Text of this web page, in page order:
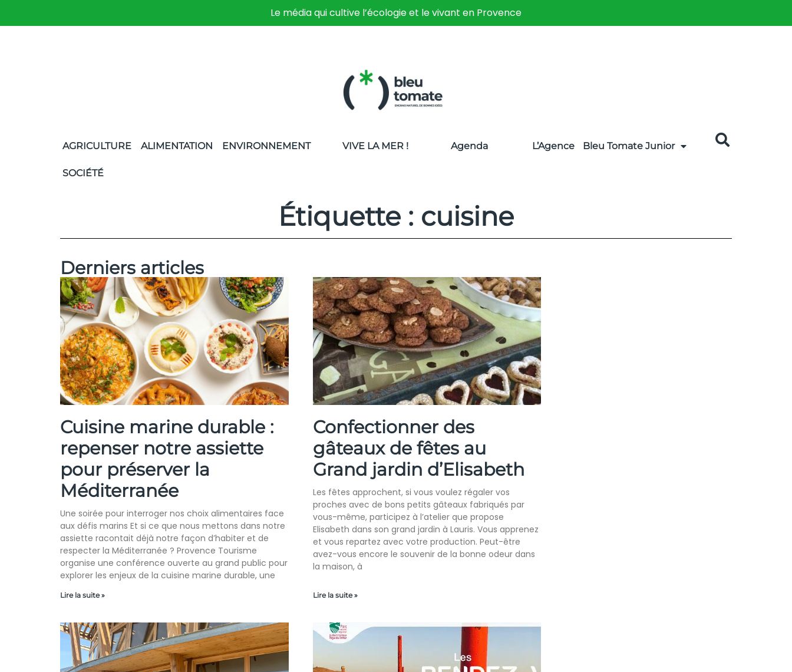
Le média qui cultive l’écologie et le vivant en Provence
AGRICULTURE ALIMENTATION ENVIRONNEMENT
SOCIÉTÉ
VIVE LA MER ! Agenda L’Agence Bleu Tomate Junior
Étiquette : cuisine
Derniers articles
Cuisine marine durable :
repenser notre assiette
pour préserver la
Méditerranée
Une soirée pour interroger nos choix alimentaires face
aux défis marins Et si ce que nous mettons dans notre
assiette racontait déjà notre façon d’habiter et de
respecter la Méditerranée ? Provence Tourisme
organise une conférence ouverte au grand public pour
explorer les enjeux de la cuisine marine durable, une
Lire la suite »
Confectionner des
gâteaux de fêtes au
Grand jardin d’Elisabeth
Les fêtes approchent, si vous voulez régaler vos
proches avec de bons petits gâteaux fabriqués par
vous-même, participez à l’atelier que propose
Elisabeth dans son grand jardin à Lauris. Vous apprenez
et vous repartez avec votre production. Peut-être
avez-vous encore le souvenir de la bonne odeur dans
la maison, à
Lire la suite »